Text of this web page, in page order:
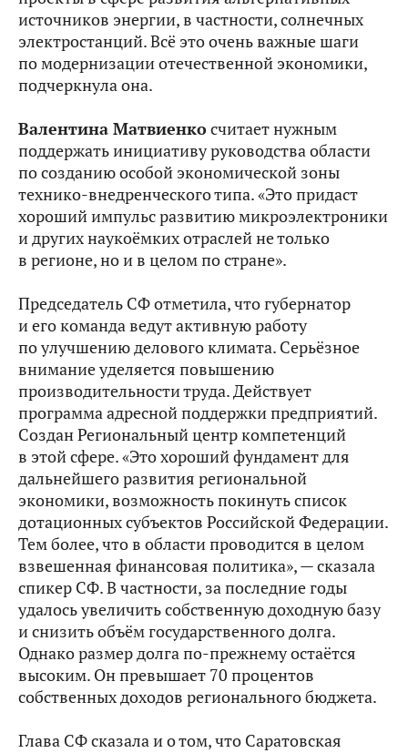
источников энергии, в частности, солнечных
электростанций. Всё это очень важные шаги
по модернизации отечественной экономики,
подчеркнула она.
Валентина Матвиенкосчитает нужным
поддержать инициативу руководства области
по созданию особой экономической зоны
технико-внедренческого типа. «Это придаст
хороший импульс развитию микроэлектроники
и других наукоёмких отраслей не только
в регионе, но и в целом по стране».
Председатель СФ отметила, что губернатор
и его команда ведут активную работу
по улучшению делового климата. Серьёзное
внимание уделяется повышению
производительности труда. Действует
программа адресной поддержки предприятий.
Создан Региональный центр компетенций
в этой сфере. «Это хороший фундамент для
дальнейшего развития региональной
экономики, возможность покинуть список
дотационных субъектов Российской Федерации.
Тем более, что в области проводится в целом
взвешенная финансовая политика», — сказала
спикер СФ. В частности, за последние годы
удалось увеличить собственную доходную базу
и снизить объём государственного долга.
Однако размер долга по‑прежнему остаётся
высоким. Он превышает 70 процентов
собственных доходов регионального бюджета.
Глава СФ сказала и о том, что Саратовская